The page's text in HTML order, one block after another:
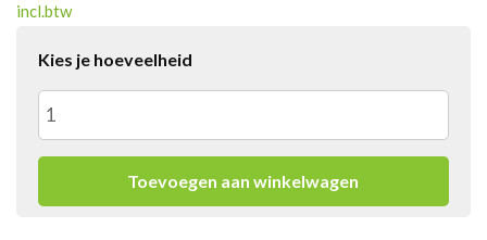
incl.btw
Kies je hoeveelheid
2x
Monster
Toevoegen aan winkelwagen